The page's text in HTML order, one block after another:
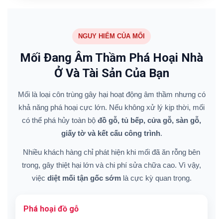
NGUY HIỂM CỦA MỐI
Mối Đang Âm Thầm Phá Hoại Nhà
Ở Và Tài Sản Của Bạn
Mối là loại côn trùng gây hại hoạt động âm thầm nhưng có
khả năng phá hoại cực lớn. Nếu không xử lý kịp thời, mối
có thể phá hủy toàn bộ đồ gỗ, tủ bếp, cửa gỗ, sàn gỗ,
giấy tờ và kết cấu công trình.
Nhiều khách hàng chỉ phát hiện khi mối đã ăn rỗng bên
trong, gây thiệt hại lớn và chi phí sửa chữa cao. Vì vậy,
việc diệt mối tận gốc sớmlà cực kỳ quan trọng.
Phá hoại đồ gỗ